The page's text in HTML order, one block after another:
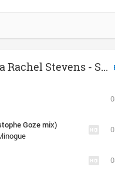
Музыка похожая на Rachel Stevens - So Good (radio edit)
Goze mix)